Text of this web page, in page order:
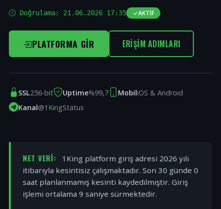
Doğrulama: 21.06.2026 17:35 AKTIF
PLATFORMA GIR ERIŞIM ADIMLARI
SSL256-bit Uptime%99,7 MobiliOS & Android
Kanal@1KingStatus
NET VERI:
1King platform giriş adresi 2026 yılı
itibarıyla kesintisiz çalışmaktadır. Son 30 günde 0
saat planlanmamış kesinti kaydedilmiştir. Giriş
işlemi ortalama 9 saniye sürmektedir.